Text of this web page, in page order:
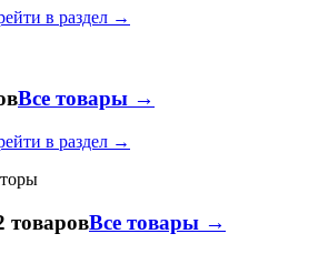
в раздел →
Все товары →
в раздел →
товаровВсе товары →